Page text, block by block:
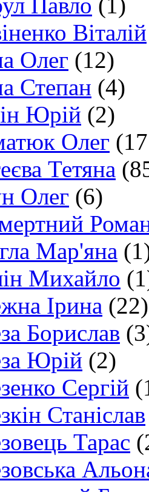
Віталій
Олег (12)
Степан (4)
Юрій (2)
Олег
Тетяна
Олег (6)
Мар'яна
Михайло
Ірина (22)
Борислав
Юрій (2)
Сергій
Станіслав
Тарас